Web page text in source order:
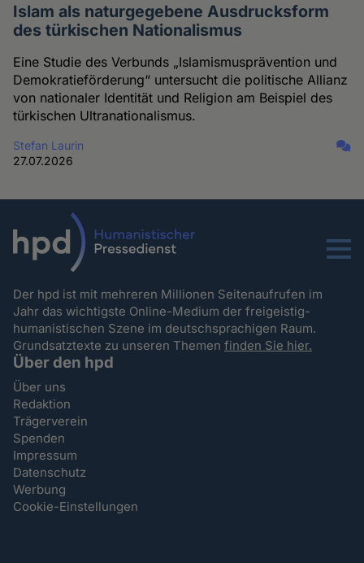
Islam als naturgegebene Ausdrucksform
des türkischen Nationalismus
Eine Studie des Verbunds „Islamismusprävention und
Demokratieförderung“ untersucht die politische Allianz
von nationaler Identität und Religion am Beispiel des
türkischen Ultranationalismus.
Stefan Laurin
27.07.2026
Menu
Der hpd ist mit mehreren Millionen Seitenaufrufen im
Jahr das wichtigste Online-Medium der freigeistig-
humanistischen Szene im deutschsprachigen Raum.
Grundsatztexte zu unseren Themenfinden Sie hier.
Über den hpd
Über uns
Redaktion
Trägerverein
Spenden
Impressum
Datenschutz
Werbung
Cookie-Einstellungen